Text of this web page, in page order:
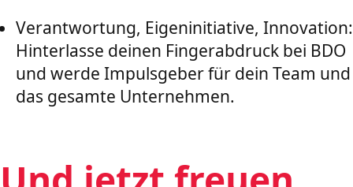
Verantwortung, Eigeninitiative, Innovation:
Hinterlasse deinen Fingerabdruck bei BDO
und werde Impulsgeber für dein Team und
das gesamte Unternehmen.